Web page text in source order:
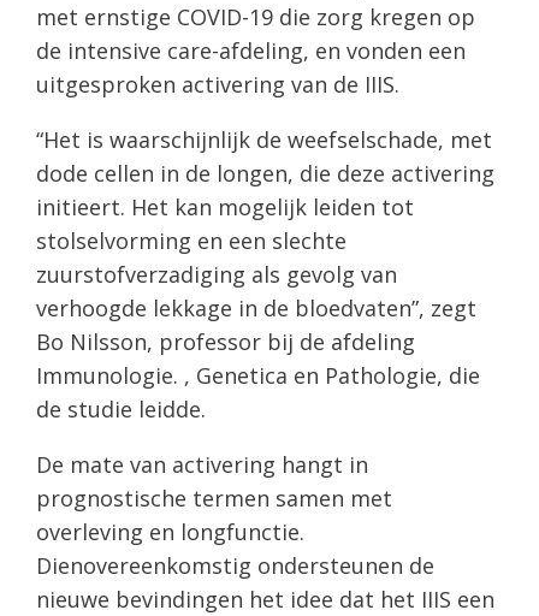
met ernstige COVID-19 die zorg kregen op
de intensive care-afdeling, en vonden een
uitgesproken activering van de IIIS.
“Het is waarschijnlijk de weefselschade, met
dode cellen in de longen, die deze activering
initieert. Het kan mogelijk leiden tot
stolselvorming en een slechte
zuurstofverzadiging als gevolg van
verhoogde lekkage in de bloedvaten”, zegt
Bo Nilsson, professor bij de afdeling
Immunologie. , Genetica en Pathologie, die
de studie leidde.
De mate van activering hangt in
prognostische termen samen met
overleving en longfunctie.
Dienovereenkomstig ondersteunen de
nieuwe bevindingen het idee dat het IIIS een